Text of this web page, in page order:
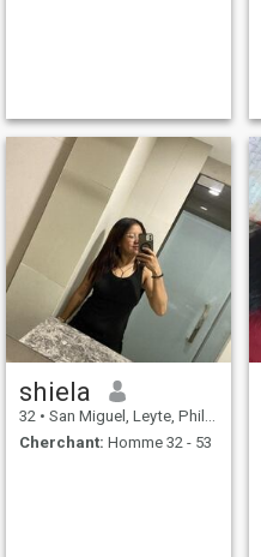
shiela
32 • San Miguel, Leyte, Philippines
Cherchant: Homme 32 - 53